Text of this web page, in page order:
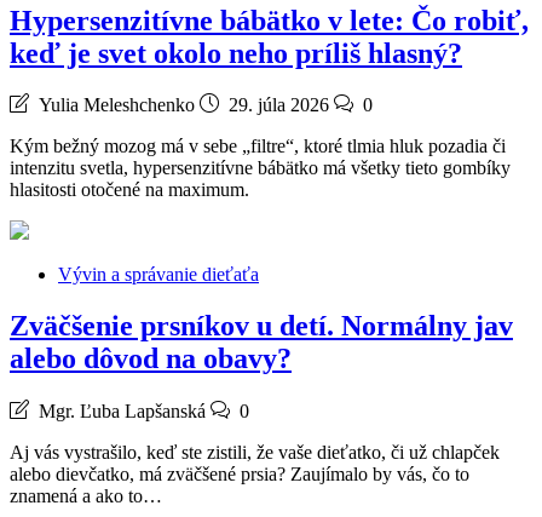
Hypersenzitívne bábätko v lete: Čo robiť,
keď je svet okolo neho príliš hlasný?
Yulia Meleshchenko 29. júla 2026
0
Kým bežný mozog má v sebe „filtre“, ktoré tlmia hluk pozadia či
intenzitu svetla, hypersenzitívne bábätko má všetky tieto gombíky
hlasitosti otočené na maximum.
Vývin a správanie dieťaťa
Zväčšenie prsníkov u detí. Normálny jav
alebo dôvod na obavy?
Mgr. Ľuba Lapšanská
0
Aj vás vystrašilo, keď ste zistili, že vaše dieťatko, či už chlapček
alebo dievčatko, má zväčšené prsia? Zaujímalo by vás, čo to
znamená a ako to…